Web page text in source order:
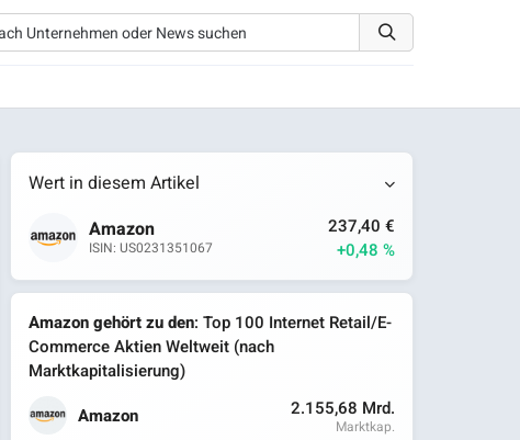
Wert in diesem Artikel
Amazon
ISIN: US0231351067
237,40 €
+0,48 %
Amazon gehört zu den: Top 100 Internet Retail/E-
Commerce Aktien Weltweit (nach
Marktkapitalisierung)
Amazon
2.155,68 Mrd.
Marktkap.